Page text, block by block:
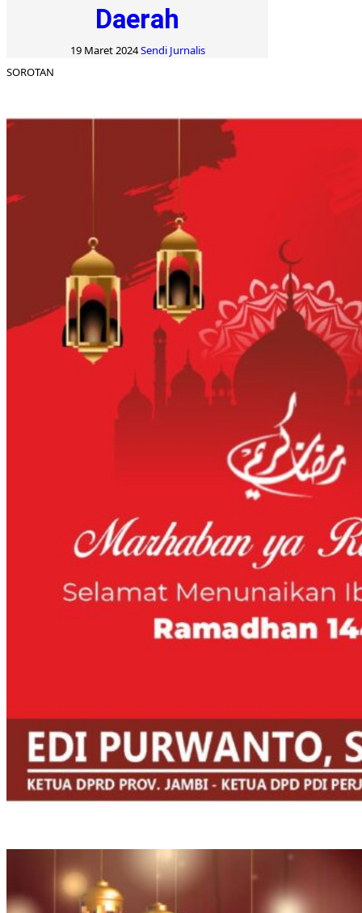
Daerah
19 Maret 2024Sendi Jurnalis
SOROTAN